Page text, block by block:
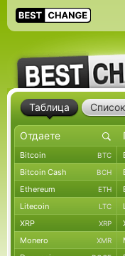
Таблица Список
Bitcoin BTC
Bitcoin Cash BCH
Ethereum ETH
Litecoin LTC
XRP XRP
Monero XMR